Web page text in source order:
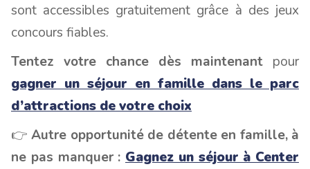
sont accessibles gratuitement grâce à des jeux
concours fiables.
Tentez votre chance dès maintenant pour
gagner un séjour en famille dans le parc
d’attractions de votre choix
👉 Autre opportunité de détente en famille, à
ne pas manquer : Gagnez un séjour à Center